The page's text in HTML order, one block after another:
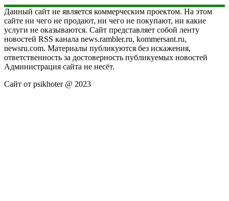
Данный сайт не является коммерческим проектом. На этом
сайте ни чего не продают, ни чего не покупают, ни какие
услуги не оказываются. Сайт представляет собой ленту
новостей RSS канала news.rambler.ru, kommersant.ru,
newsru.com. Материалы публикуются без искажения,
ответственность за достоверность публикуемых новостей
Администрация сайта не несёт.
Сайт от psikhoter @ 2023